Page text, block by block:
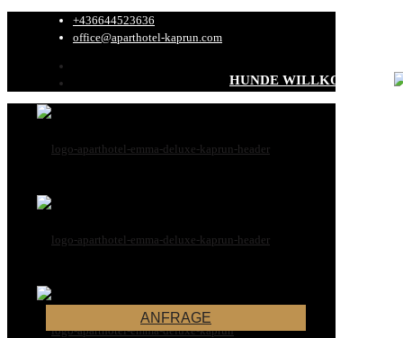
+436644523636
office@aparthotel-kaprun.com
ANFRAGE
HUNDE WILLKOMMEN